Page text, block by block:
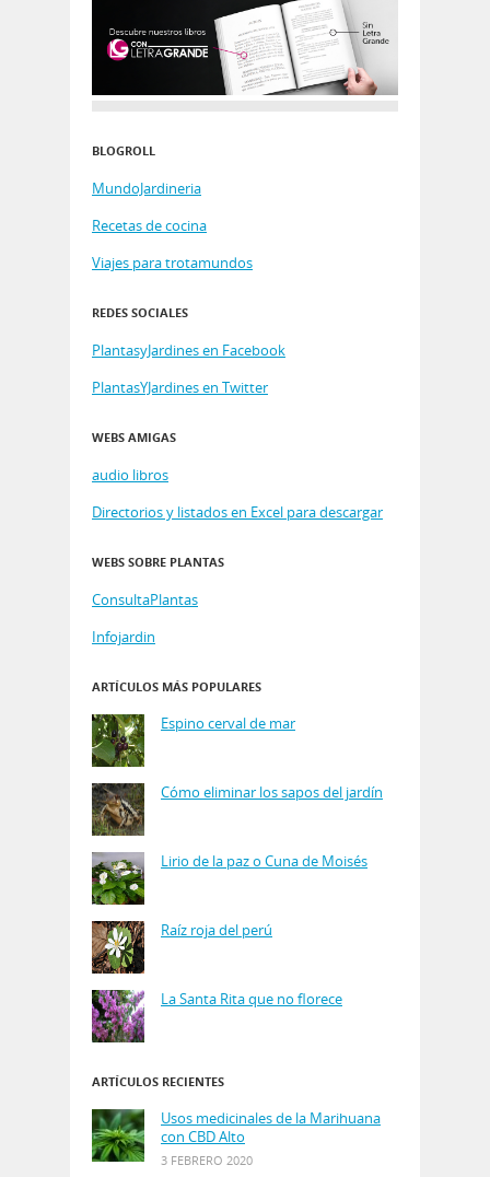
BLOGROLL
MundoJardineria
Recetas de cocina
Viajes para trotamundos
REDES SOCIALES
PlantasyJardines en Facebook
PlantasYJardines en Twitter
WEBS AMIGAS
audio libros
Directorios y listados en Excel para descargar
WEBS SOBRE PLANTAS
ConsultaPlantas
Infojardin
ARTÍCULOS MÁS POPULARES
Espino cerval de mar
Cómo eliminar los sapos del jardín
Lirio de la paz o Cuna de Moisés
Raíz roja del perú
La Santa Rita que no florece
ARTÍCULOS RECIENTES
Usos medicinales de la Marihuana
con CBD Alto
3 FEBRERO 2020